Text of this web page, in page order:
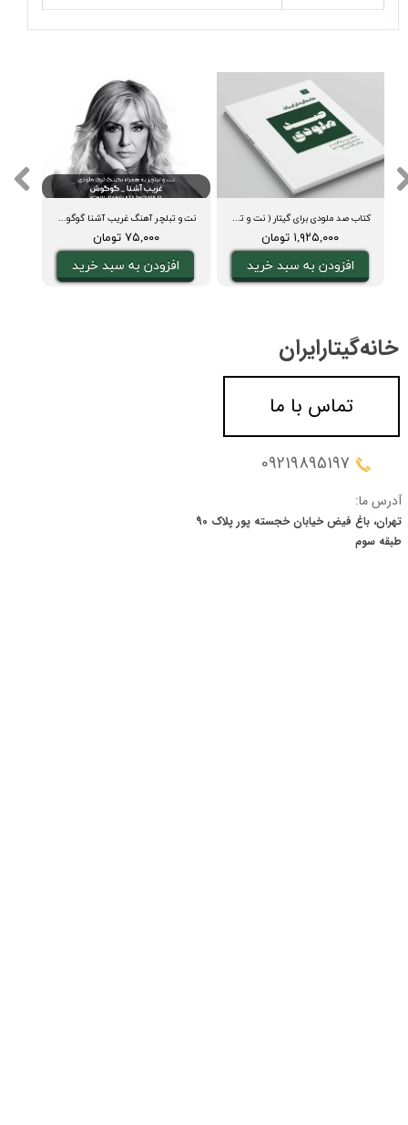
نت و تبلچر آهنگ غریب آشنا گوگوش برای گیتار+ آکورد و بکینگ ترک
۷۵,۰۰۰ تومان
افزودن به سبد خرید
کتاب صد ملودی برای گیتار ( نت و تبلچر، آکورد، ویدیوی اجرا و بکینگ ترک)
۱,۹۲۵,۰۰۰ تومان
افزودن به سبد خرید
خانه‌گیتار‌ایران
09219895197
آدرس ما:
تهران، باغ فیض خیابان خجسته پور پلاک 90
​​​​​​​طبقه سوم
تماس با ما